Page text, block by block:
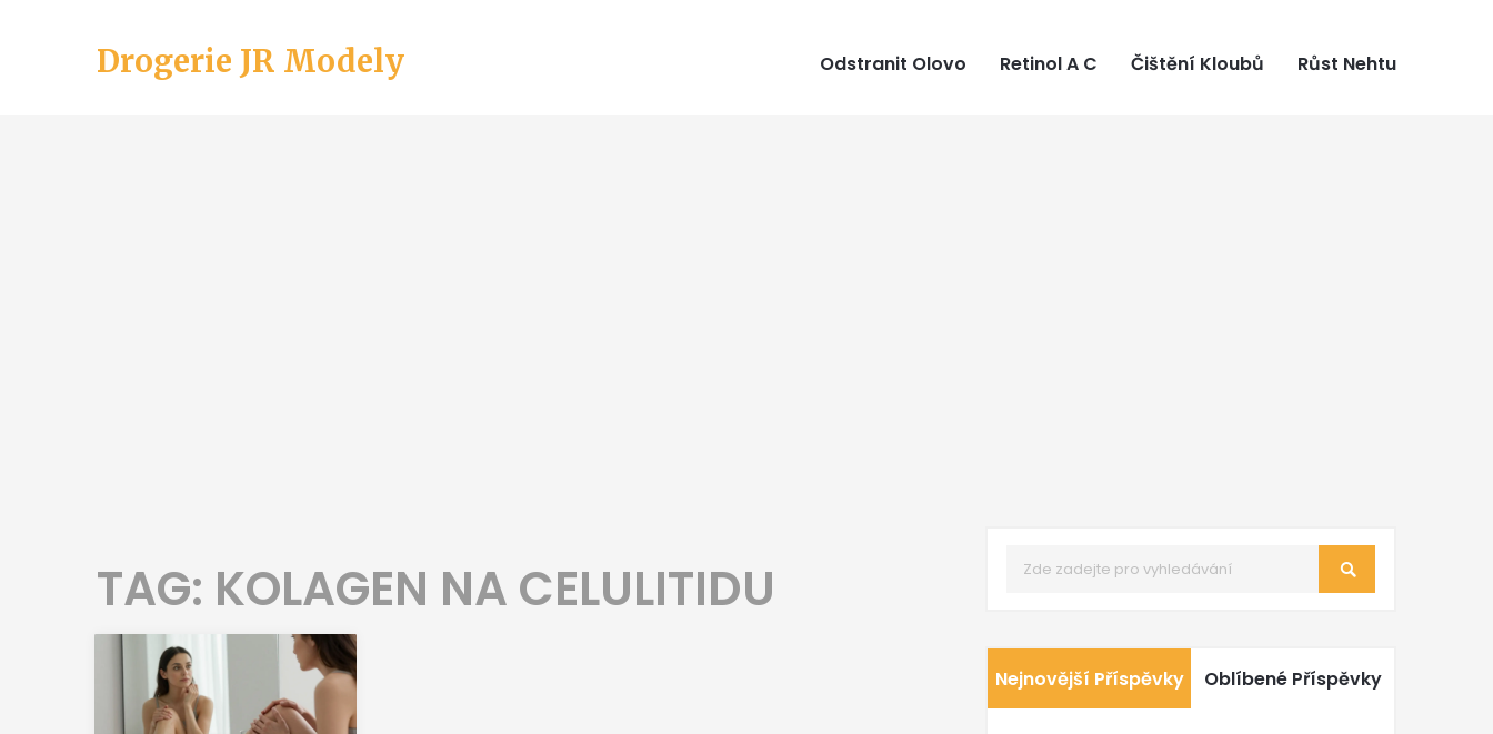
Drogerie JR Modely Odstranit Olovo Retinol A C Čištění Kloubů Růst Nehtu
TAG: KOLAGEN NA CELULITIDU
Nejnovější Příspěvky Oblíbené Příspěvky